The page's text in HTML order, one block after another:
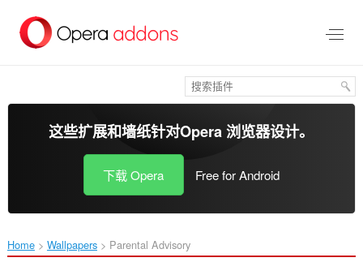
这些扩展和墙纸针对Opera 浏览器设计。
下载 Opera Free for Android
Home Wallpapers Parental Advisory‎